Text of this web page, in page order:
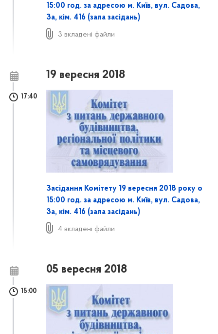
15:00 год. за адресою м. Київ, вул. Садова,
3а, кім. 416 (залa засідань)
3 вкладені файли
19 вересня 2018
17:40
Засідання Комітету 19 вересня 2018 року о
15:00 год. за адресою м. Київ, вул. Садова,
3а, кім. 416 (залa засідань)
4 вкладені файли
05 вересня 2018
15:00